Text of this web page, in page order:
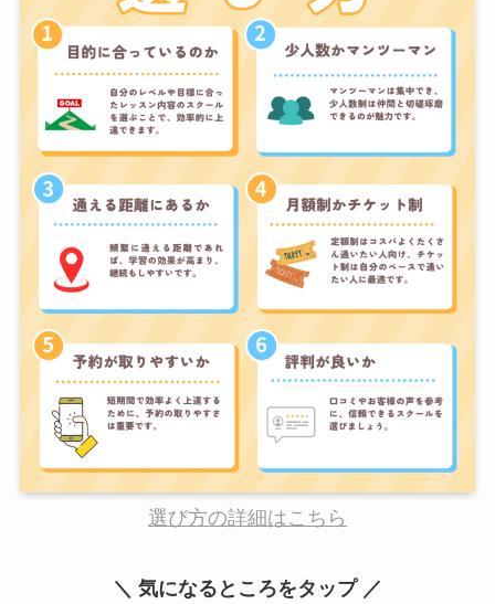
選び方の詳細はこちら
＼ 気になるところをタップ ／